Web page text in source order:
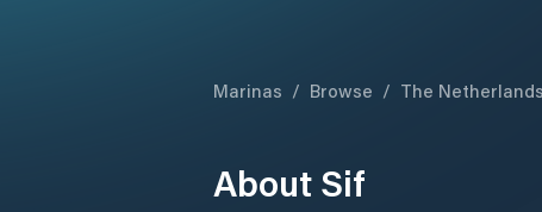
Marinas / Browse / The Netherlands
About Sif